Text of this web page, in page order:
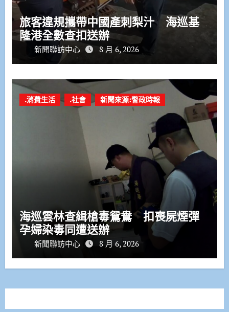
旅客違規攜帶中國產刺梨汁 海巡基
隆港全數查扣送辦
新聞聯訪中心 8 月 6, 2026
.消費生活 .社會 新聞來源:警政時報
海巡雲林查緝槍毒鴛鴦 扣喪屍煙彈
孕婦染毒同遭送辦
新聞聯訪中心 8 月 6, 2026